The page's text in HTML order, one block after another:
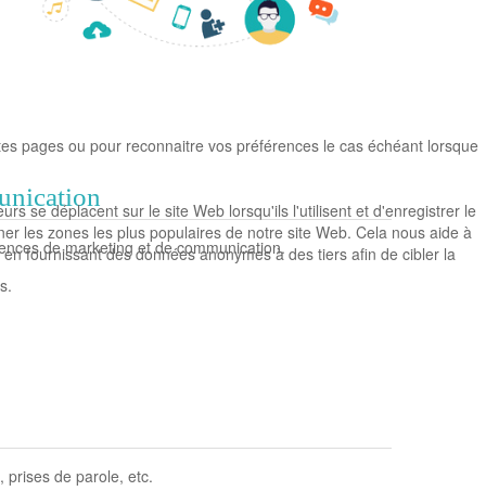
de marketing et de communication.
prises de parole, etc.
pages ou pour reconnaitre vos préférences le cas échéant lorsque
se déplacent sur le site Web lorsqu'ils l'utilisent et d'enregistrer le
les zones les plus populaires de notre site Web. Cela nous aide à
fournissant des données anonymes à des tiers afin de cibler la